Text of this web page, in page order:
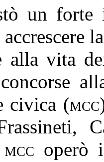
un forte
accrescere
alla vita
civica (MCC
MCC
operò